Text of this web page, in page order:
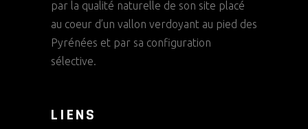
par la qualité naturelle de son site placé
au coeur d’un vallon verdoyant au pied des
Pyrénées et par sa configuration
sélective.
LIENS